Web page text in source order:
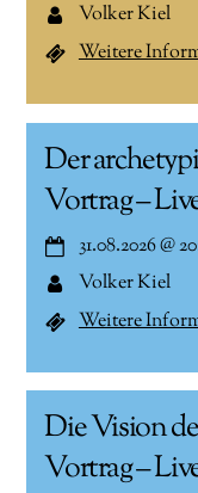
Volker Kiel
Weitere
Der
Vortrag –
31.08.2026@
Volker Kiel
Weitere
Die Vision
Vortrag –